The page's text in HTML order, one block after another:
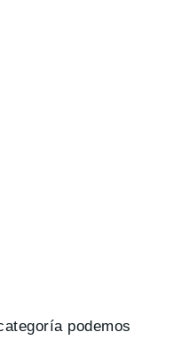
podemos